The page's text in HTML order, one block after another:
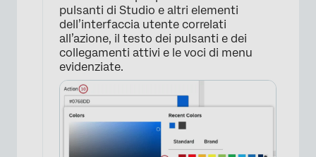
pulsanti di Studio e altri elementi
dell’interfaccia utente correlati
all’azione, il testo dei pulsanti e dei
collegamenti attivi e le voci di menu
evidenziate.